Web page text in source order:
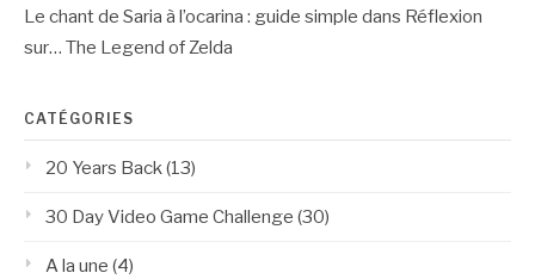
Le chant de Saria à l’ocarina : guide simple dans Réflexion
sur… The Legend of Zelda
CATÉGORIES
20 Years Back(13)
30 Day Video Game Challenge (30)
A la une (4)